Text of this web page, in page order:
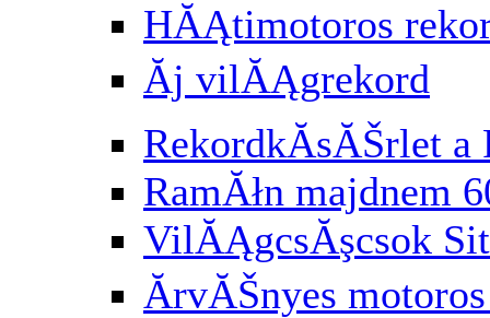
HĂĄtimotoros
Ăj vilĂĄgrekord
RekordkĂ­sĂŠrlet
RamĂłn majdnem
VilĂĄgcsĂşcsok
ĂrvĂŠnyes